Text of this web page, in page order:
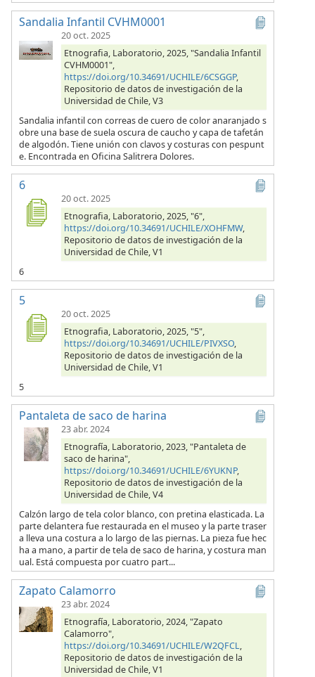
Sandalia Infantil CVHM0001
20 oct. 2025
Etnografia, Laboratorio, 2025, "Sandalia Infantil
CVHM0001",
https://doi.org/10.34691/UCHILE/6CSGGP,
Repositorio de datos de investigación de la
Universidad de Chile, V3
Sandalia infantil con correas de cuero de color anaranjado s
obre una base de suela oscura de caucho y capa de tafetán
de algodón. Tiene unión con clavos y costuras con pespunt
e. Encontrada en Oficina Salitrera Dolores.
6
20 oct. 2025
Etnografia, Laboratorio, 2025, "6",
https://doi.org/10.34691/UCHILE/XOHFMW,
Repositorio de datos de investigación de la
Universidad de Chile, V1
6
5
20 oct. 2025
Etnografia, Laboratorio, 2025, "5",
https://doi.org/10.34691/UCHILE/PIVXSO,
Repositorio de datos de investigación de la
Universidad de Chile, V1
5
Pantaleta de saco de harina
23 abr. 2024
Etnografía, Laboratorio, 2023, "Pantaleta de
saco de harina",
https://doi.org/10.34691/UCHILE/6YUKNP,
Repositorio de datos de investigación de la
Universidad de Chile, V4
Calzón largo de tela color blanco, con pretina elasticada. La
parte delantera fue restaurada en el museo y la parte traser
a lleva una costura a lo largo de las piernas. La pieza fue hec
ha a mano, a partir de tela de saco de harina, y costura man
ual. Está compuesta por cuatro part...
Zapato Calamorro
23 abr. 2024
Etnografía, Laboratorio, 2024, "Zapato
Calamorro",
https://doi.org/10.34691/UCHILE/W2QFCL,
Repositorio de datos de investigación de la
Universidad de Chile, V1